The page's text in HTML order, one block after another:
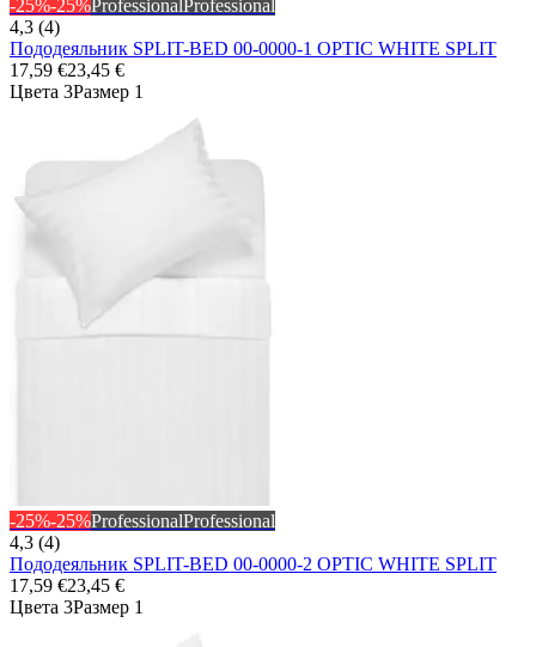
-25%-25%Professional Professional
4,3 (4)
Пододеяльник SPLIT-BED 00-0000-1 OPTIC WHITE SPLIT
17,59 €23,45 €
Цвета 3Размер 1
-25%-25%ProfessionalProfessional
4,3 (4)
Пододеяльник SPLIT-BED 00-0000-2 OPTIC WHITE SPLIT
17,59 €23,45 €
Цвета 3Размер 1